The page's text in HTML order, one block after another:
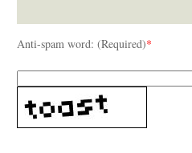
Anti-spam word: (Required)*